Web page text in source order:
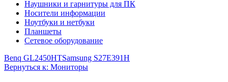
Наушники и гарнитуры для ПК
Носители информации
Ноутбуки и нетбуки
Планшеты
Сетевое оборудование
Benq GL2450HTSamsung S27E391H
Вернуться к: Мониторы